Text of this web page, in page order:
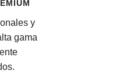
y
gama